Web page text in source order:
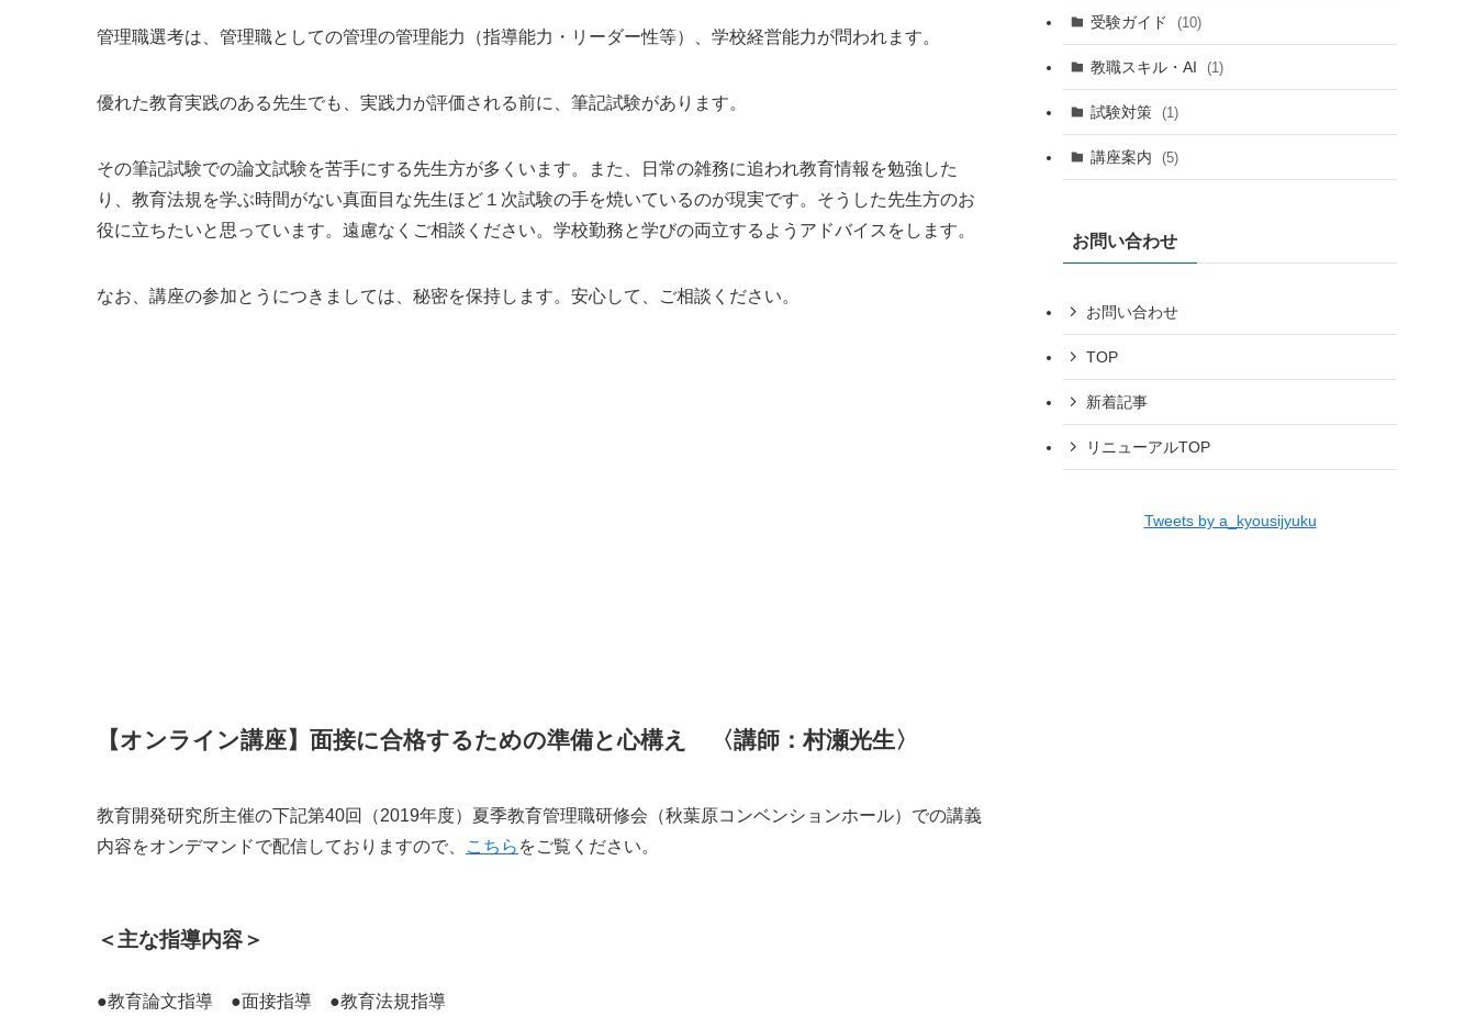
管理職選考は、管理職としての管理の管理能力（指導能力・リーダー性等）、学校経営能力が問われます。
優れた教育実践のある先生でも、実践力が評価される前に、筆記試験があります。
その筆記試験での論文試験を苦手にする先生方が多くいます。また、日常の雑務に追われ教育情報を勉強した
り、教育法規を学ぶ時間がない真面目な先生ほど１次試験の手を焼いているのが現実です。そうした先生方のお
役に立ちたいと思っています。遠慮なくご相談ください。学校勤務と学びの両立するようアドバイスをします。
なお、講座の参加とうにつきましては、秘密を保持します。安心して、ご相談ください。
【オンライン講座】面接に合格するための準備と心構え 〈講師：村瀬光生〉
教育開発研究所主催の下記第40回（2019年度）夏季教育管理職研修会（秋葉原コンベンションホール）での講義
内容をオンデマンドで配信しておりますので、
こちら をご覧ください。
＜主な指導内容＞
●教育論文指導 ●面接指導 ●教育法規指導
受験ガイド (10)
教職スキル・AI (1)
試験対策 (1)
講座案内 (5)
お問い合わせ
お問い合わせ
TOP
新着記事
リニューアルTOP
Tweets by a_kyousijyuku